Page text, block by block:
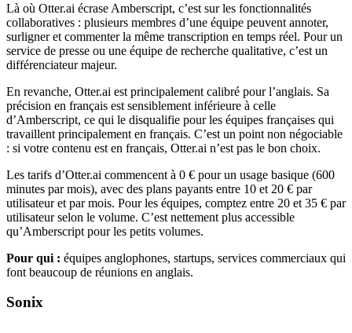
Là où Otter.ai écrase Amberscript, c’est sur les fonctionnalités
collaboratives : plusieurs membres d’une équipe peuvent annoter,
surligner et commenter la même transcription en temps réel. Pour un
service de presse ou une équipe de recherche qualitative, c’est un
différenciateur majeur.
En revanche, Otter.ai est principalement calibré pour l’anglais. Sa
précision en français est sensiblement inférieure à celle
d’Amberscript, ce qui le disqualifie pour les équipes françaises qui
travaillent principalement en français. C’est un point non négociable
: si votre contenu est en français, Otter.ai n’est pas le bon choix.
Les tarifs d’Otter.ai commencent à 0 € pour un usage basique (600
minutes par mois), avec des plans payants entre 10 et 20 € par
utilisateur et par mois. Pour les équipes, comptez entre 20 et 35 € par
utilisateur selon le volume. C’est nettement plus accessible
qu’Amberscript pour les petits volumes.
Pour qui : équipes anglophones, startups, services commerciaux qui
font beaucoup de réunions en anglais.
Sonix